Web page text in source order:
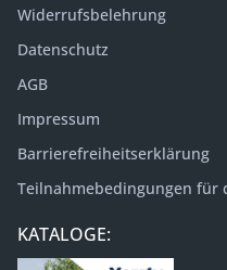
Widerrufsbelehrung
Datenschutz
AGB
Impressum
Barrierefreiheitserklärung
Teilnahmebedingungen für
KATALOGE: